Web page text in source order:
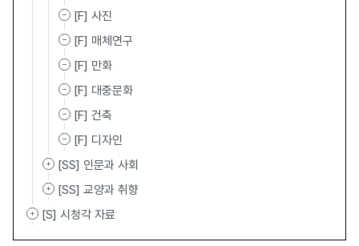
[F] 사진
[F] 매체연구
[F] 만화
[F] 대중문화
[F] 건축
[F] 디자인
[SS] 인문과 사회
[SS] 교양과 취향
[S] 시청각 자료